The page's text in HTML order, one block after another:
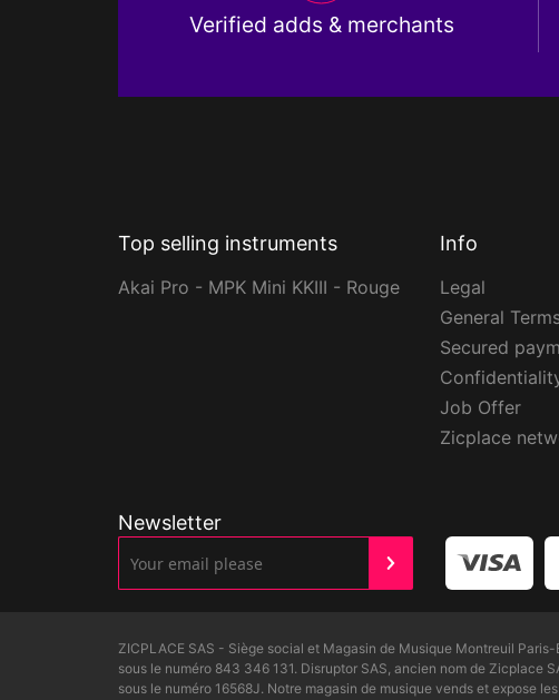
Verified adds & merchants
Top selling instruments
Akai Pro - MPK Mini KKIII - Rouge
Info
Legal
General
Secured
Job Offer
Zicplace
Newsletter
ZICPLACE SAS - Siège social et Magasin de Musique Montreuil
sous le numéro 843 346 131. Disruptor SAS, ancien nom de Zicplace
sous le numéro 16568J. Notre magasin de musique vends et expose